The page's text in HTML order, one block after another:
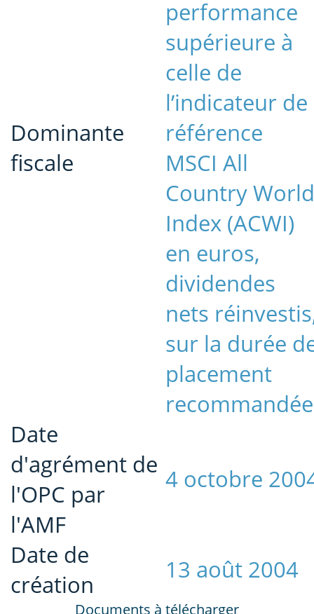
Dominante
fiscale
performance
supérieure à
celle de
l’indicateur de
référence
MSCI All
Country World
Index (ACWI)
en euros,
dividendes
nets
sur la durée
placement
Date
d'agrément de
l'OPC par
l'AMF
4 octobre
Date de
création
13 août 2004
Documents à télécharger